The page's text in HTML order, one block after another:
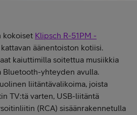
kokoiset Klipsch R-51PM -
äänentoiston kotiisi.
kaiuttimilla soitettua musiikkia
Bluetooth-yhteyden avulla.
liitäntävalikoima, joista
TV:tä varten, USB-liitäntä
(RCA) sisäänrakennetulla